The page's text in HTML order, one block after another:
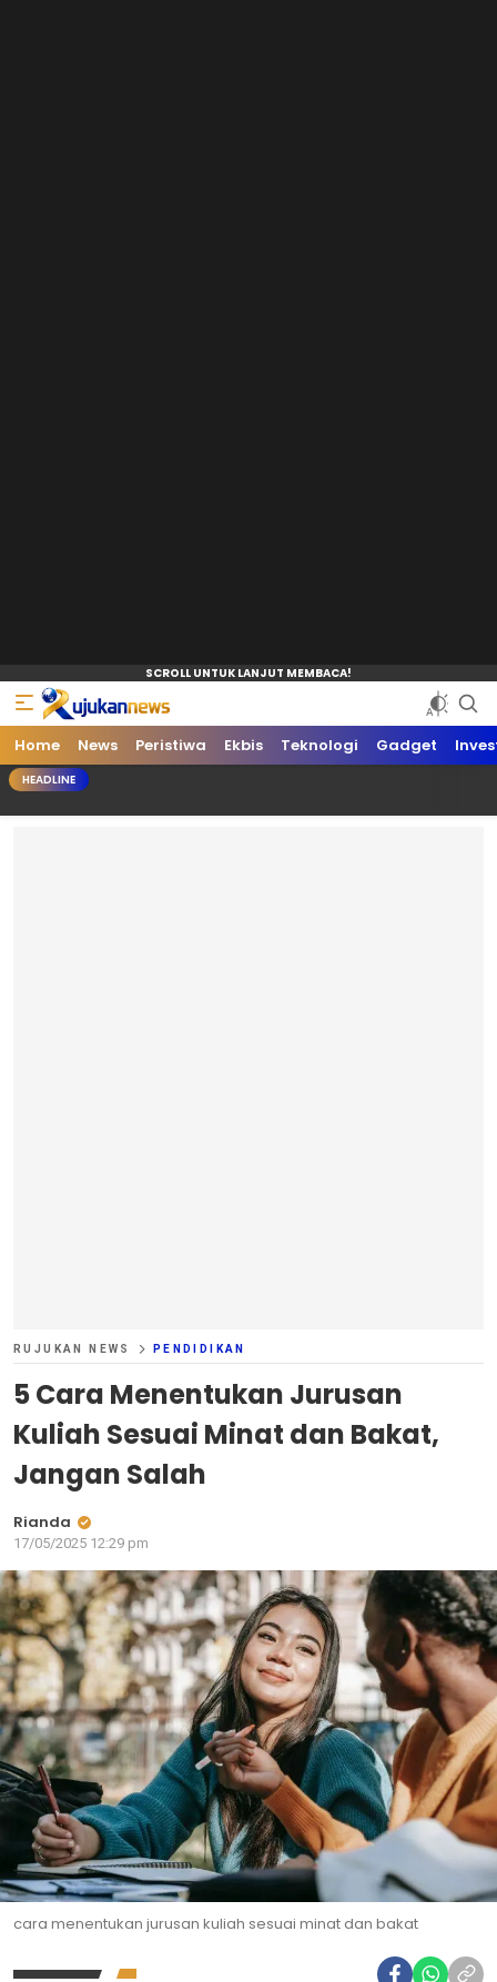
Home News Peristiwa Ekbis Teknologi Gadget
HEADLINE
RUJUKAN NEWS PENDIDIKAN
5 Cara Menentukan Jurusan
Kuliah Sesuai Minat dan Bakat,
Jangan Salah
Rianda
17/05/2025 12:29 pm
cara menentukan jurusan kuliah sesuai minat dan bakat